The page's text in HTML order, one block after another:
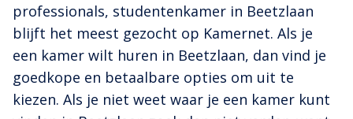
professionals, studentenkamer in Beetzlaan
blijft het meest gezocht op Kamernet. Als je
een kamer wilt huren in Beetzlaan, dan vind je
goedkope en betaalbare opties om uit te
kiezen. Als je niet weet waar je een kamer kunt